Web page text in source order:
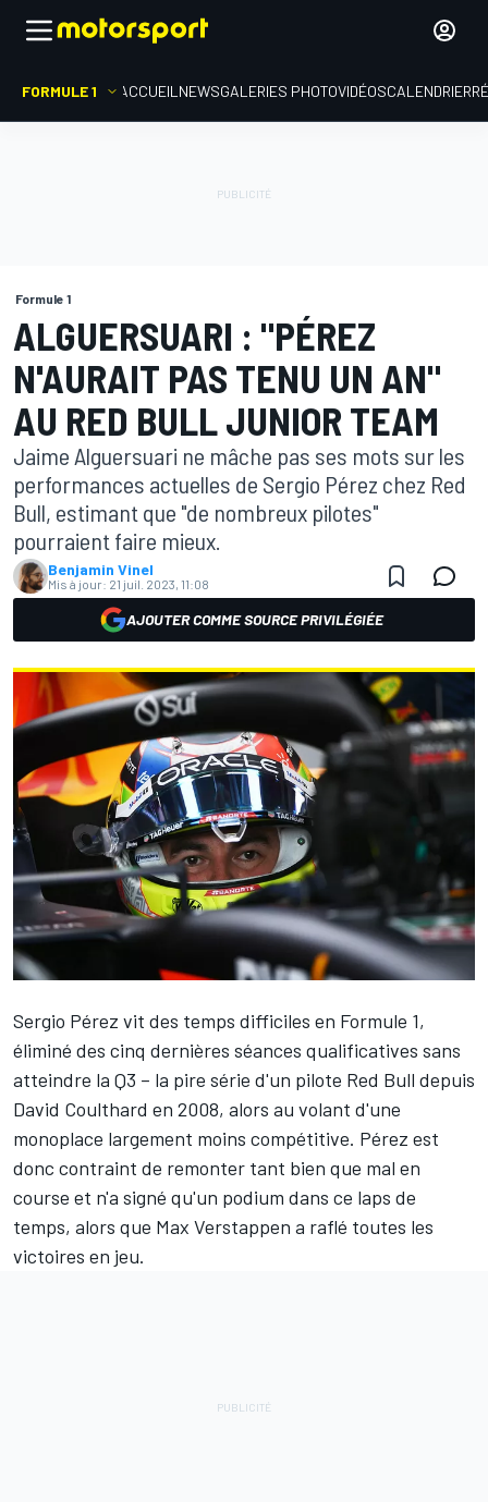
FORMULE 1 ACCUEIL NEWSGALERIES PHOTOVIDÉOSCALENDRIER
Formule 1
ALGUERSUARI : "PÉREZ
N'AURAIT PAS TENU UN AN"
AU RED BULL JUNIOR TEAM
Jaime Alguersuari ne mâche pas ses mots sur les
performances actuelles de Sergio Pérez chez Red
Bull, estimant que "de nombreux pilotes"
pourraient faire mieux.
Benjamin Vinel
Mis à jour: 21 juil. 2023, 11:08
AJOUTER COMME SOURCE PRIVILÉGIÉE
Sergio Pérez vit des temps difficiles en Formule 1,
éliminé des cinq dernières séances qualificatives sans
atteindre la Q3 – la pire série d'un pilote Red Bull depuis
David Coulthard en 2008, alors au volant d'une
monoplace largement moins compétitive. Pérez est
donc contraint de remonter tant bien que mal en
course et n'a signé qu'un podium dans ce laps de
temps, alors que Max Verstappen a raflé toutes les
victoires en jeu.